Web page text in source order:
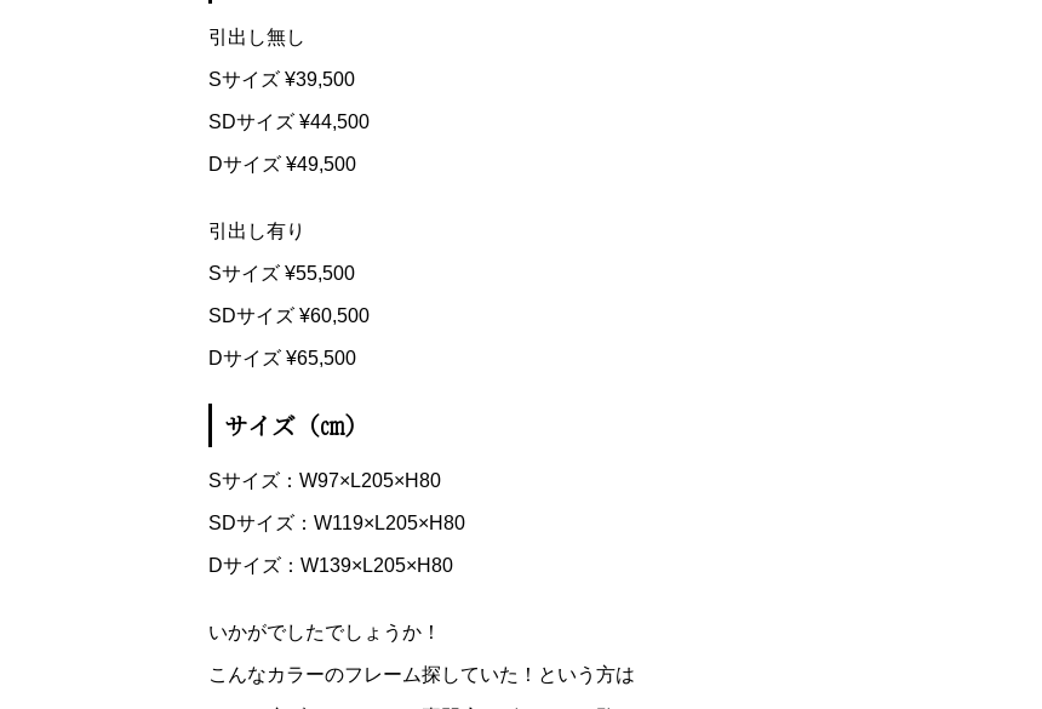
引出し無し
Sサイズ ¥39,500
SDサイズ ¥44,500
Dサイズ ¥49,500
引出し有り
Sサイズ ¥55,500
SDサイズ ¥60,500
Dサイズ ¥65,500
サイズ（㎝）
Sサイズ：W97×L205×H80
SDサイズ：W119×L205×H80
Dサイズ：W139×L205×H80
いかがでしたでしょうか！
こんなカラーのフレーム探していた！という方は